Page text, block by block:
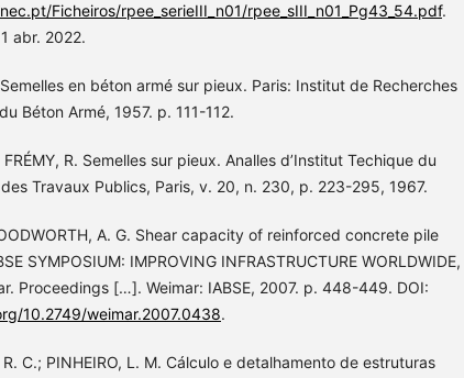
Ficheiros/rpee_serieIII_n01/rpee_sIII_n01_Pg43_54.pdf.
abr. 2022.
en béton armé sur pieux. Paris: Institut de Recherches
Béton Armé, 1957. p. 111-112.
FRÉMY, R. Semelles sur pieux. Analles d’Institut Techique du
Travaux Publics, Paris, v. 20, n. 230, p. 223-295, 1967.
A. G. Shear capacity of reinforced concrete pile
SYMPOSIUM: IMPROVING INFRASTRUCTURE WORLDWIDE,
Proceedings […]. Weimar: IABSE, 2007. p. 448-449. DOI:
10.2749/weimar.2007.0438.
R. C.; PINHEIRO, L. M. Cálculo e detalhamento de estruturas